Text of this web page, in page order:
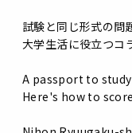
試験と同じ形式の問
大学生活に役立つコ
A passport to
Here's how to